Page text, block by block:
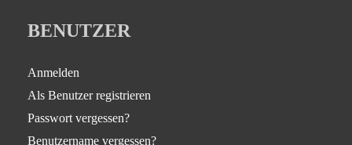
BENUTZER
Anmelden
Als Benutzer registrieren
Passwort vergessen?
Benutzername vergessen?